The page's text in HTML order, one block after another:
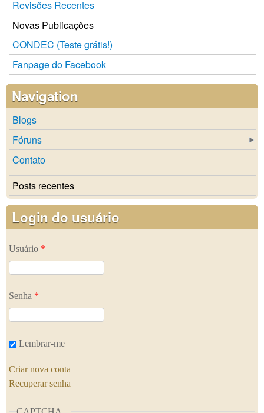
Revisões Recentes
Novas Publicações
CONDEC (Teste grátis!)
Fanpage do Facebook
Navigation
Blogs
Fóruns
Contato
Posts recentes
Login do usuário
Usuário *
Senha *
Lembrar-me
Criar nova conta
Recuperar senha